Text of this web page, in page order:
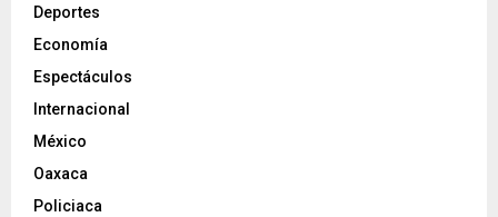
Deportes
Economía
Espectáculos
Internacional
México
Oaxaca
Policiaca